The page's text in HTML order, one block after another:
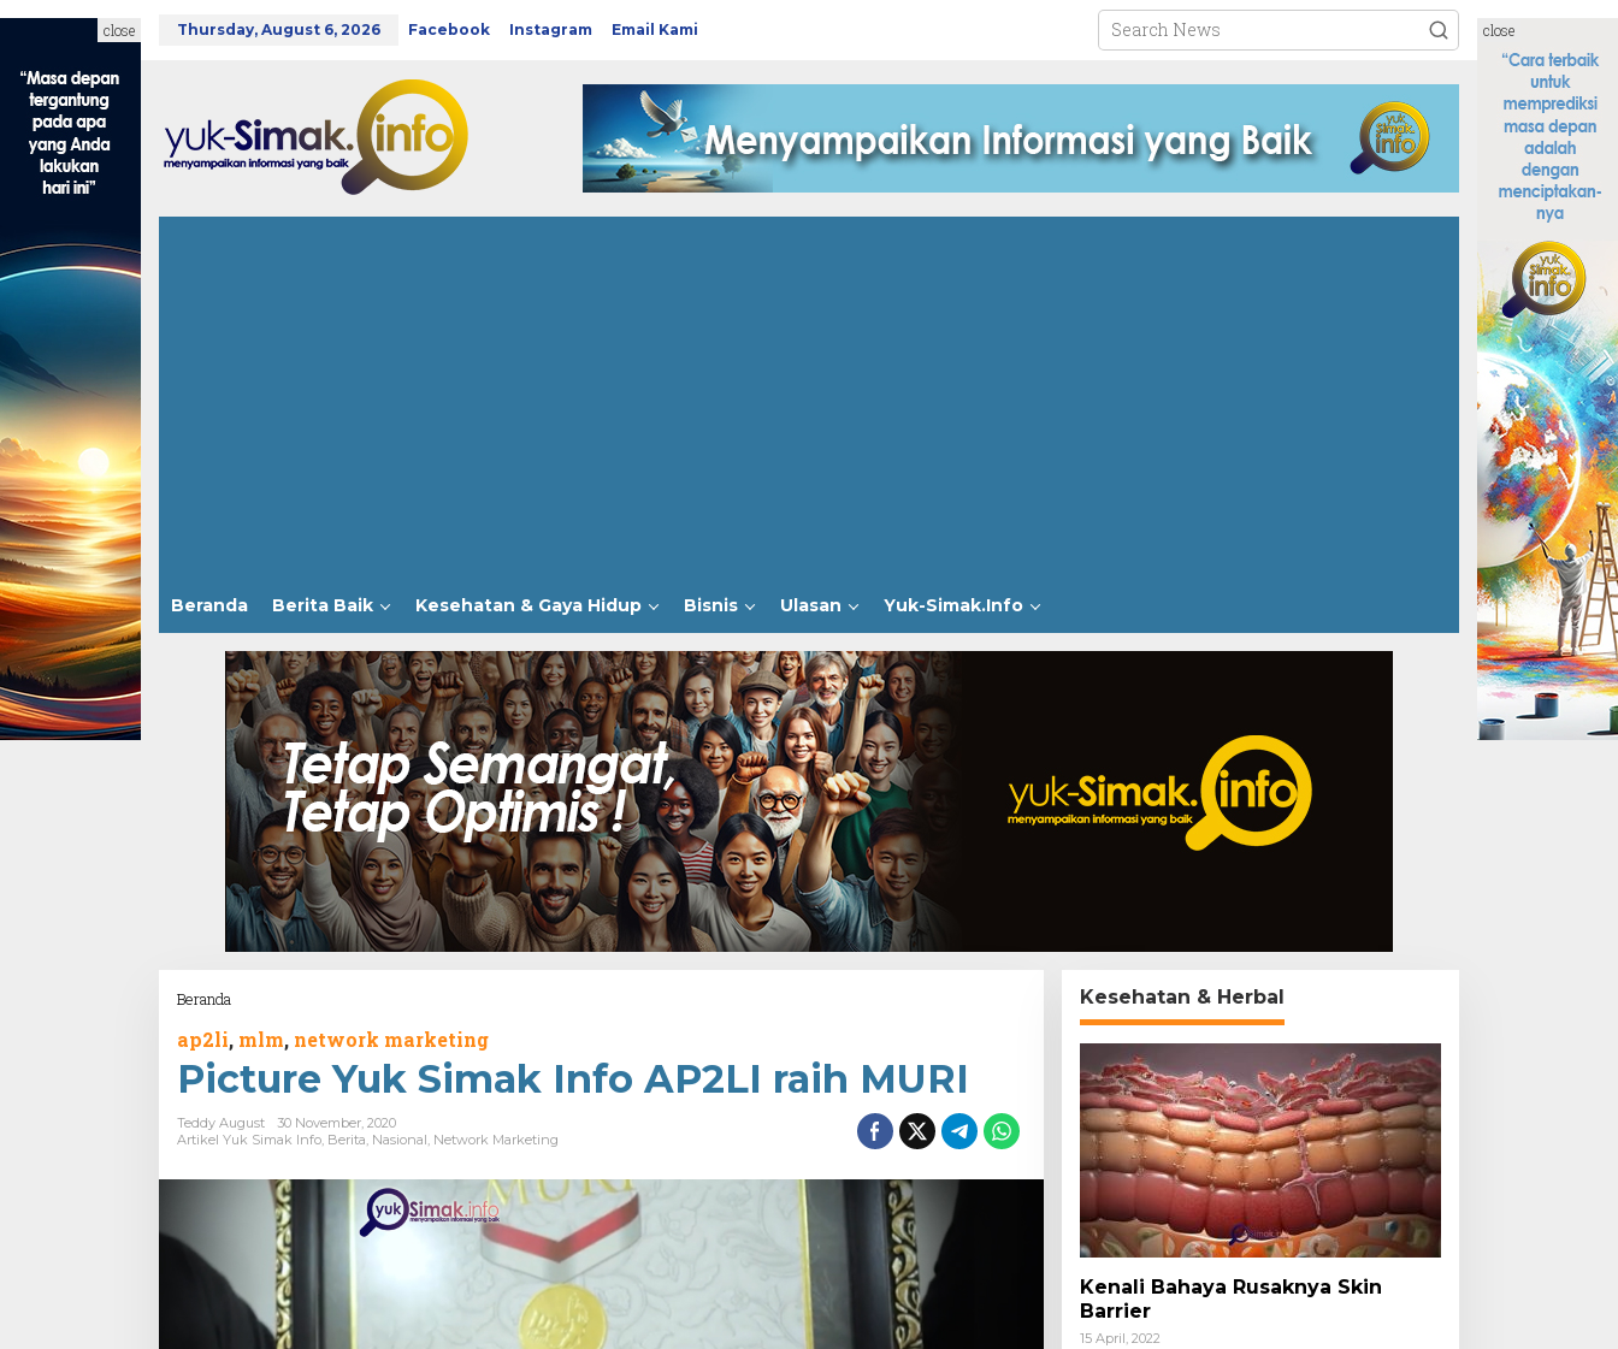
Thursday, August 6, 2026 Facebook Instagram Email Kami
Beranda Berita Baik Kesehatan & Gaya Hidup Bisnis Ulasan Yuk-Simak.Info
close close
Beranda
ap2li, mlm, network marketing
Picture Yuk Simak Info AP2LI raih MURI
Teddy August
30 November, 2020
Artikel Yuk Simak Info, Berita, Nasional, Network Marketing
Kesehatan & Herbal
Kenali Bahaya Rusaknya Skin
Barrier
15 April, 2022